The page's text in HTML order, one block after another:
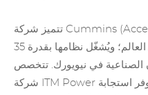
تتميز شركة Cummins (Accelera) بالتطبيق واسع النطاق، حيث
تم تركيب أكثر من 600 وحدة حول العالم؛ ويُشغّل نظامها بقدرة 35
الصناعية في نيويورك. تتخصص
شركة ITM Power في تكامل الطاقة المتجددة، مما يوفر استجابة